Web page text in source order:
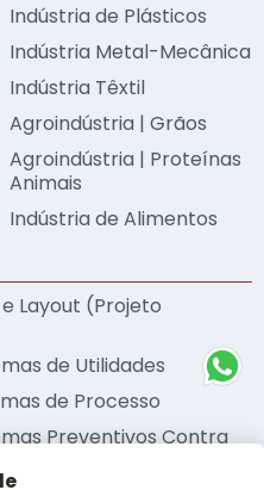
Indústria de Plásticos
Indústria Metal-Mecânica
Indústria Têxtil
Agroindústria | Grãos
Agroindústria | Proteínas
Animais
Indústria de Alimentos
Layout (Projeto
de Utilidades
de Processo
Preventivos Contra